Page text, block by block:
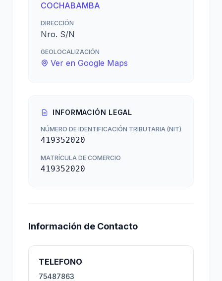
COCHABAMBA
DIRECCIÓN
Nro. S/N
GEOLOCALIZACIÓN
Ver en Google Maps
INFORMACIÓN LEGAL
NÚMERO DE IDENTIFICACIÓN TRIBUTARIA (NIT)
419352020
MATRÍCULA DE COMERCIO
419352020
Información de Contacto
TELEFONO
75487863